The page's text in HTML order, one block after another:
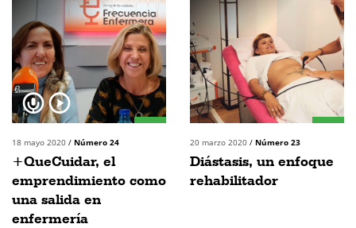
18 mayo 2020 / Número 24
+QueCuidar, el
emprendimiento como
una salida en
enfermería
20 marzo 2020 / Número 23
Diástasis, un enfoque
rehabilitador